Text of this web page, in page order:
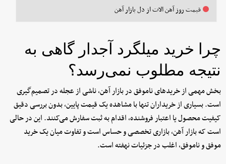
قیمت روز آهن الات از دل بازار آهن
چرا خرید میلگرد آجدار گاهی به
نتیجه مطلوب نمی‌رسد؟
بخش مهمی از خریدهای ناموفق در بازار آهن، ناشی از عجله در تصمیم‌گیری
است. بسیاری از خریداران تنها با مشاهده یک قیمت پایین، بدون بررسی دقیق
کیفیت محصول یا اعتبار فروشنده، اقدام به ثبت سفارش می‌کنند. این در حالی
است که بازار آهن، بازاری تخصصی و حساس است و تفاوت میان یک خرید
موفق و ناموفق، اغلب در جزئیات نهفته است.